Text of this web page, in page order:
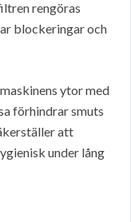
rengöras
blockeringar och
ytor med
förhindrar smuts
att
under lång